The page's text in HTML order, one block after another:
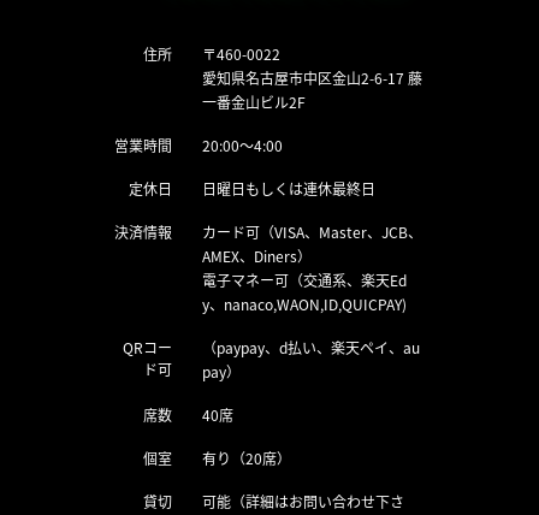
住所
〒460-0022
愛知県名古屋市中区金山2-6-17 藤
一番金山ビル2F
営業時間 20:00〜4:00
定休日 日曜日もしくは連休最終日
決済情報
カード可（VISA、Master、JCB、
AMEX、Diners）
電子マネー可（交通系、楽天Ed
y、nanaco,WAON,ID,QUICPAY)
QRコー
ド可
（paypay、d払い、楽天ペイ、au
pay）
席数 40席
個室 有り（20席）
貸切 可能（詳細はお問い合わせ下さ